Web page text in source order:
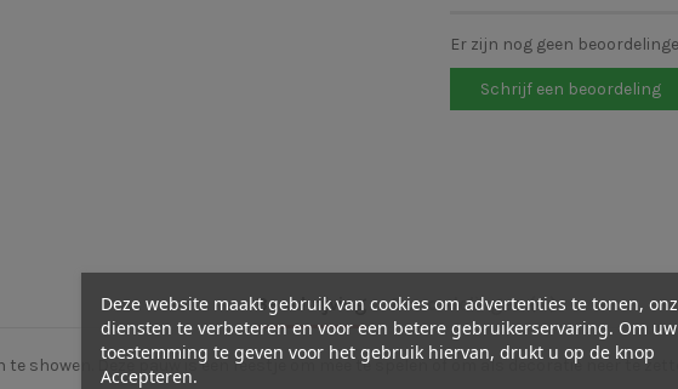
Er zijn nog geen
Schrijf een beoordeling
Beschrijving Beoordelingen (0)
showen. Deze pauw is een feestje om mee te spelen of om als decoratie neer te
Deze website maakt gebruik van cookies om advertenties te tonen,
diensten te verbeteren en voor een betere gebruikerservaring. Om uw
toestemming te geven voor het gebruik hiervan, drukt u op de knop
Accepteren.